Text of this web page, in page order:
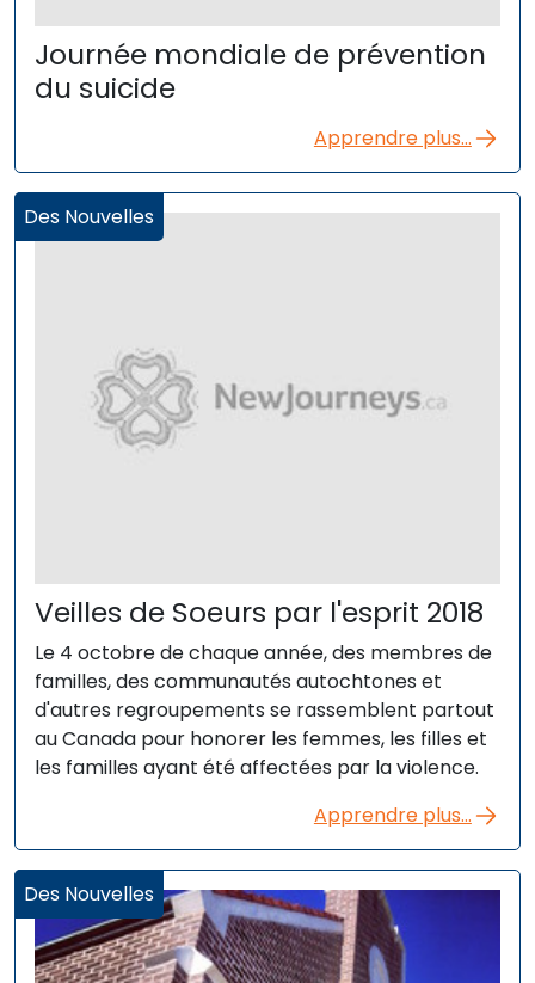
Journée mondiale de prévention
du suicide
Apprendre plus...
Des Nouvelles
Veilles de Soeurs par l'esprit 2018
Le 4 octobre de chaque année, des membres de
familles, des communautés autochtones et
d'autres regroupements se rassemblent partout
au Canada pour honorer les femmes, les filles et
les familles ayant été affectées par la violence.
Apprendre plus...
Des Nouvelles